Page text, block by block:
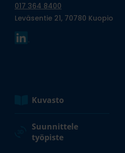
017 364 8400
Leväsentie 21, 70780 Kuopio
Kuvasto
Suunnittele
työpiste